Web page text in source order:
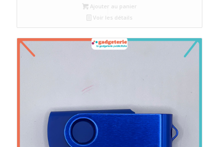
Ajouter au panier
Voir les détails